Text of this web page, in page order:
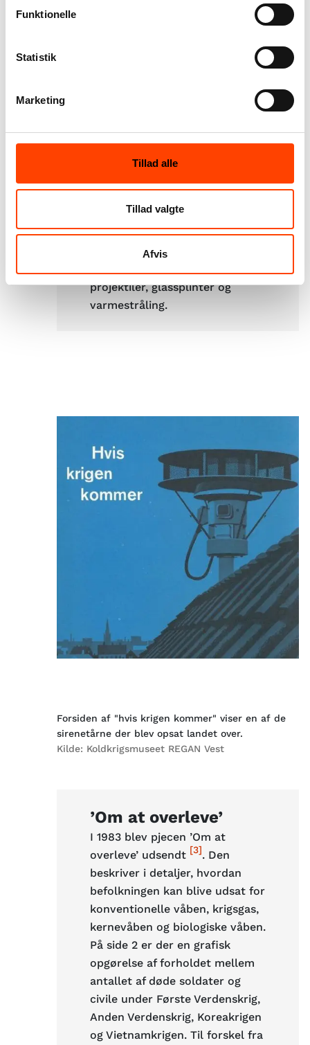
Funktionelle
Statistik
Marketing
Tillad alle
Tillad valgte
Afvis
anbefaler, at man ikke bevæger
mennesker er mere sårbare på
gerne have nok mad i
beskyttelsesrummene til otte
er der en guide til, hvordan man
skal kaste sig ned på maven
langs vinduerne, så man undgår
projektiler, glassplinter og
varmestråling.
Forsiden af "hvis krigen kommer" viser en af de
sirenetårne der blev opsat landet over.
Kilde: Koldkrigsmuseet REGAN Vest
’Om at overleve’
I 1983 blev pjecen ’Om at
overleve’ udsendt [3]. Den
beskriver i detaljer, hvordan
befolkningen kan blive udsat for
konventionelle våben, krigsgas,
kernevåben og biologiske våben.
På side 2 er der en grafisk
opgørelse af forholdet mellem
antallet af døde soldater og
civile under Første Verdenskrig,
Anden Verdenskrig, Koreakrigen
og Vietnamkrigen. Til forskel fra